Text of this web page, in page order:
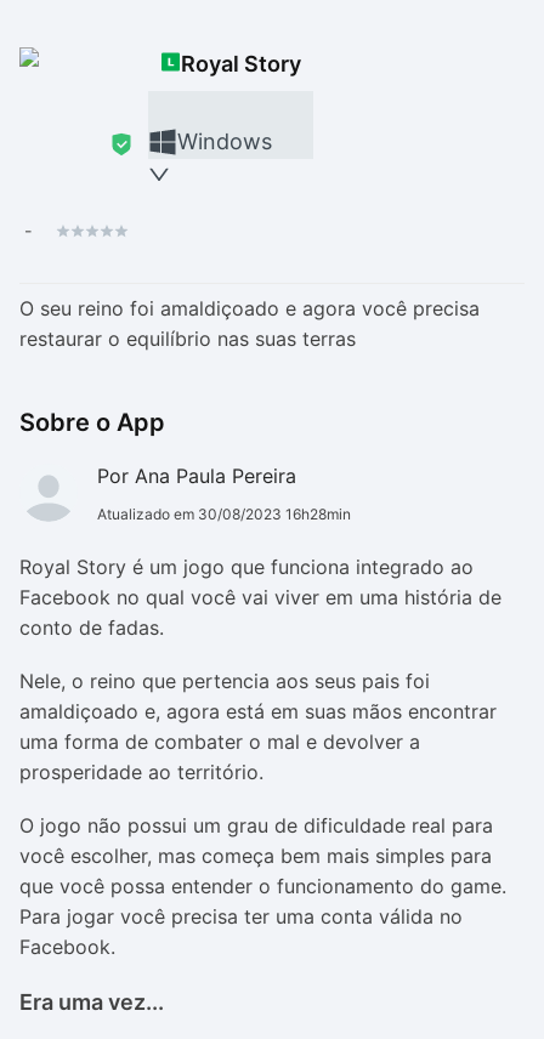
Royal Story
Windows
-
O seu reino foi amaldiçoado e agora você precisa
restaurar o equilíbrio nas suas terras
Sobre o App
Por Ana Paula Pereira
Atualizado em 30/08/2023 16h28min
Royal Story é um jogo que funciona integrado ao
Facebook no qual você vai viver em uma história de
conto de fadas.
Nele, o reino que pertencia aos seus pais foi
amaldiçoado e, agora está em suas mãos encontrar
uma forma de combater o mal e devolver a
prosperidade ao território.
O jogo não possui um grau de dificuldade real para
você escolher, mas começa bem mais simples para
que você possa entender o funcionamento do game.
Para jogar você precisa ter uma conta válida no
Facebook.
Era uma vez...